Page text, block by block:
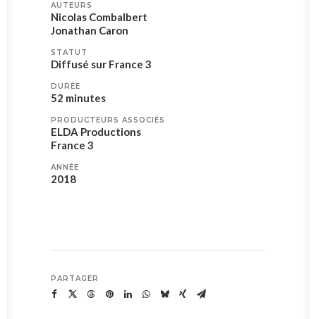
AUTEURS
Nicolas Combalbert
Jonathan Caron
STATUT
Diffusé sur France 3
DURÉE
52 minutes
PRODUCTEURS ASSOCIÉS
ELDA Productions
France 3
ANNÉE
2018
PARTAGER